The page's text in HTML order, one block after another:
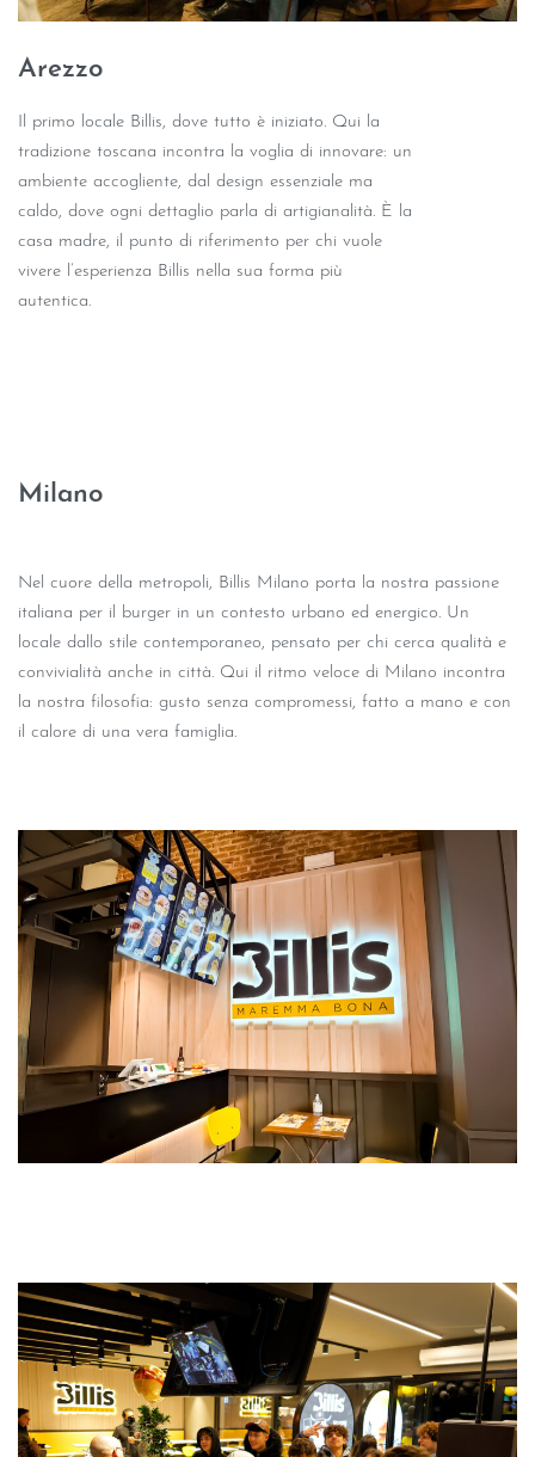
Arezzo
Il primo locale Billis, dove tutto è iniziato. Qui la
tradizione toscana incontra la voglia di innovare: un
ambiente accogliente, dal design essenziale ma
caldo, dove ogni dettaglio parla di artigianalità. È la
casa madre, il punto di riferimento per chi vuole
vivere l’esperienza Billis nella sua forma più
autentica.
Milano
Nel cuore della metropoli, Billis Milano porta la nostra passione
italiana per il burger in un contesto urbano ed energico. Un
locale dallo stile contemporaneo, pensato per chi cerca qualità e
convivialità anche in città. Qui il ritmo veloce di Milano incontra
la nostra filosofia: gusto senza compromessi, fatto a mano e con
il calore di una vera famiglia.